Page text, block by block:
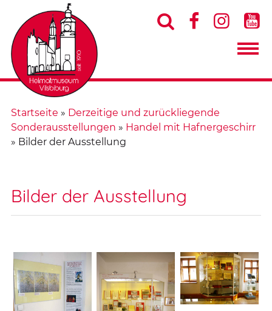
   
Startseite » Derzeitige und zurückliegende
Sonderausstellungen » Handel mit Hafnergeschirr
» Bilder der Ausstellung
Bilder der Ausstellung